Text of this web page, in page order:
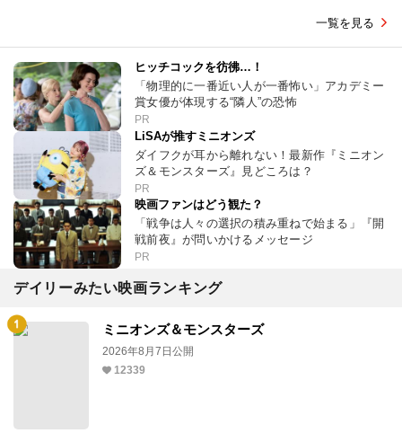
一覧を見る
ヒッチコックを彷彿…！
「物理的に一番近い人が一番怖い」アカデミー
賞女優が体現する“隣人”の恐怖
PR
LiSAが推すミニオンズ
ダイフクが耳から離れない！最新作『ミニオン
ズ＆モンスターズ』見どころは？
PR
映画ファンはどう観た？
「戦争は人々の選択の積み重ねで始まる」『開
戦前夜』が問いかけるメッセージ
PR
デイリーみたい映画ランキング
ミニオンズ＆モンスターズ
2026年8月7日公開
12339